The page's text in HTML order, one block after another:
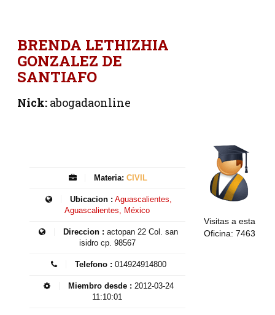
BRENDA LETHIZHIA
GONZALEZ DE
SANTIAFO
Nick:abogadaonline
Materia: CIVIL
Ubicacion : Aguascalientes,
Aguascalientes, México
Direccion : actopan 22 Col. san
isidro cp. 98567
Telefono : 014924914800
Miembro desde : 2012-03-24
11:10:01
Visitas a esta
Oficina: 7463